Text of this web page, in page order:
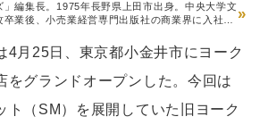
」編集長。1975年長野県上田市出身。中央大学文
業後、小売業経営専門出版社の商業界に入社。
部を経て2014年『食品商業』編集長就任。この
本市SIALパリの新商品国際審査員などを務める。
『リテールガイド』の創刊編集長就任。24年10
ル・リーダーズ』へのリニューアルに伴い、同編
日本惣菜協会『中食2030』（ダイヤモンド社）
おける中食の未来」執筆の他、コーネル大学リテ
»
4月25日、東京都小金井市にヨーク
をグランドオープンした。今回は
ト（SM）を展開していた旧ヨーク